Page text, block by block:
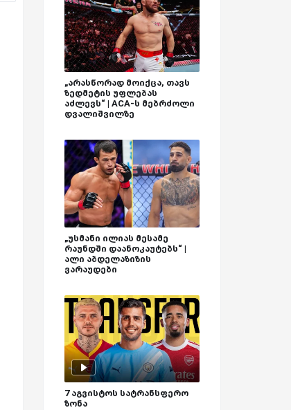
„არასწორად მოიქცა, თავს
ზედმეტის უფლებას
აძლევს“ | ACA-ს მებრძოლი
დვალიშვილზე
„უსმანი ილიას მესამე
რაუნდში დაანოკაუტებს“ |
ალი აბდელაზიზის
ვარაუდები
7 აგვისტოს სატრანსფერო
ზონა